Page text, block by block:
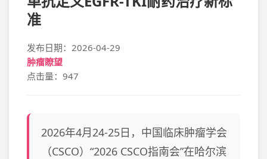
准
发布日期：2026-04-29
肿瘤瞭望
点击量：947
2026年4月24-25日，中国临床肿瘤学会
（CSCO）“2026 CSCO指南会”在哈尔滨